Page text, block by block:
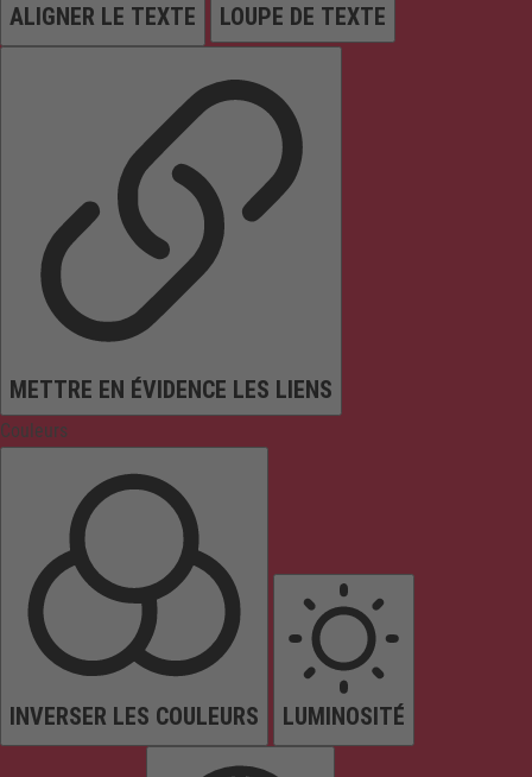
ALIGNER LE TEXTE LOUPE DE TEXTE
METTRE EN ÉVIDENCE LES LIENS
Couleurs
INVERSER LES COULEURS LUMINOSITÉ